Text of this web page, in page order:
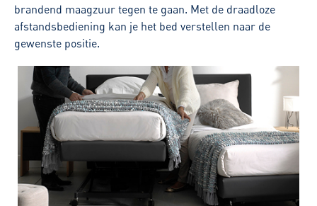
brandend maagzuur tegen te gaan. Met de draadloze
afstandsbediening kan je het bed verstellen naar de
gewenste positie.